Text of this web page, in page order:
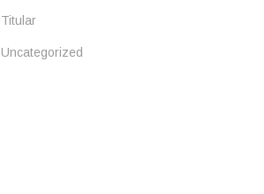
Titular
Uncategorized